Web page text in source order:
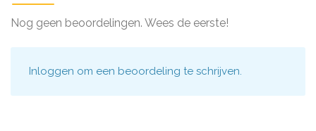
Nog geen beoordelingen. Wees de eerste!
Inloggen om een beoordeling te schrijven.